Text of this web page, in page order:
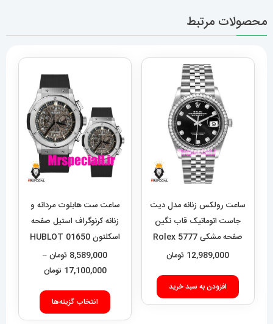
محصولات مرتبط
ساعت رولکس زنانه مدل دیت
جاست اتوماتیک قاب نگین
صفحه مشکی 5777 Rolex
Datejust
12,989,000 تومان
افزودن به سبد خرید
ساعت ست هابلوت مردانه و
زنانه کرنوگراف استیل صفحه
اسکلتون 01650 HUBLOT
BIG BANG
8,589,000 تومان–
17,100,000 تومانمحدوده
تا
انتخاب گزینه‌ها
این
محصول